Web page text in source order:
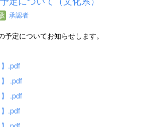
承認者
予定についてお知らせします。
.pdf
.pdf
.pdf
.pdf